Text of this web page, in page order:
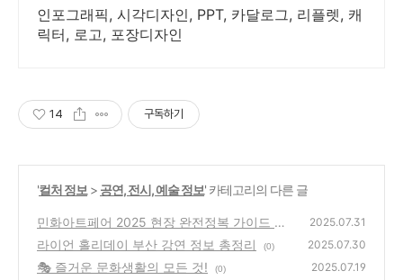
인포그래픽, 시각디자인, PPT, 카달로그, 리플렛, 캐
릭터, 로고, 포장디자인
14 구독하기
'컬처 정보 > 공연, 전시, 예술 정보' 카테고리의 다른 글
민화아트페어 2025 현장 완전정복 가이드 🎨
(0)
2025.07.31
라이언 홀리데이 부산 강연 정보 총정리 (0) 2025.07.30
🎭 즐거운 문화생활의 모든 것! (0) 2025.07.19